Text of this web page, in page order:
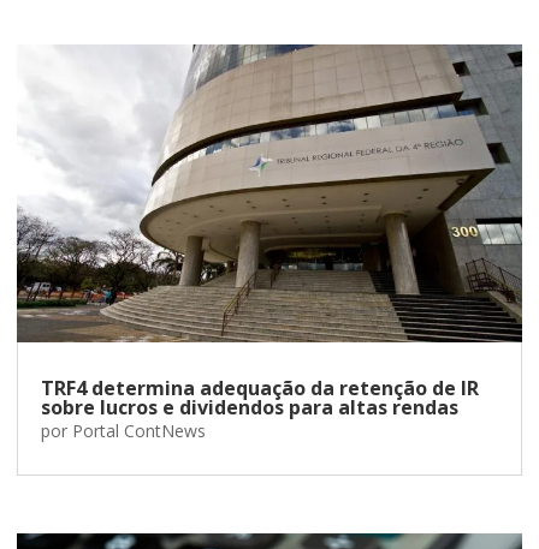
TRF4 determina adequação da retenção de IR
sobre lucros e dividendos para altas rendas
por Portal ContNews